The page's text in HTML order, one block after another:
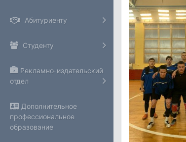
Абитуриенту
Студенту
Рекламно-издательский
отдел
Дополнительное
профессиональное
образование